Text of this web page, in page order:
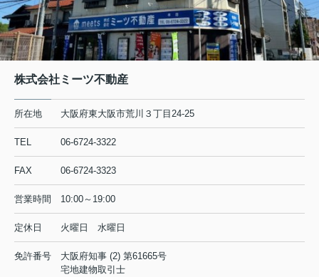
株式会社ミーツ不動産
所在地 大阪府東大阪市荒川３丁目24-25
TEL 06-6724-3322
FAX 06-6724-3323
営業時間 10:00～19:00
定休日 火曜日 水曜日
免許番号
大阪府知事 (2) 第61665号
宅地建物取引士